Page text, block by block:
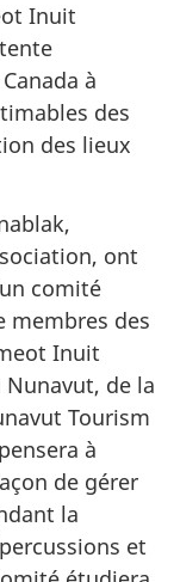
Inuit
à
des
des lieux
ont
comité
membres des
Inuit
de la
Tourism
à
de gérer
la
et